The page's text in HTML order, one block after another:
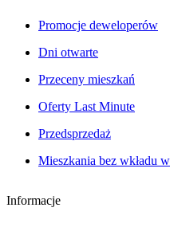
Promocje deweloperów
Dni otwarte
Przeceny mieszkań
Oferty Last Minute
Przedsprzedaż
Mieszkania bez wkładu
Informacje